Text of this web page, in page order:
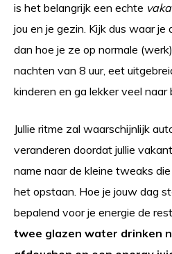
is het belangrijk een echte
jou en je gezin. Kijk dus waar je
dan hoe je ze op normale
nachten van 8 uur, eet
kinderen en ga lekker veel naar
Jullie ritme zal waarschijnlijk
veranderen doordat jullie
name naar de kleine tweaks
het opstaan. Hoe je jouw dag
bepalend voor je energie de
twee glazen water drinken